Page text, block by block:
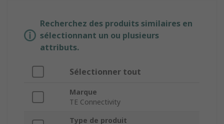
Recherchez des produits similaires en
sélectionnant un ou plusieurs
attributs.
Sélectionner tout
Marque
TE Connectivity
Type de produit